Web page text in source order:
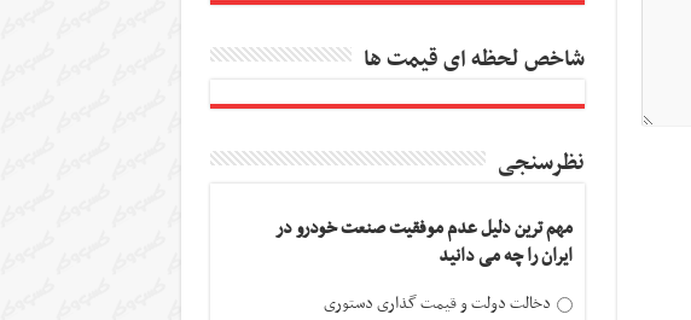
شاخص لحظه ای قیمت ها
نظرسنجی
مهم ترین دلیل عدم موفقیت صنعت خودرو در
ایران را چه می دانید
دخالت دولت و قیمت گذاری دستوری